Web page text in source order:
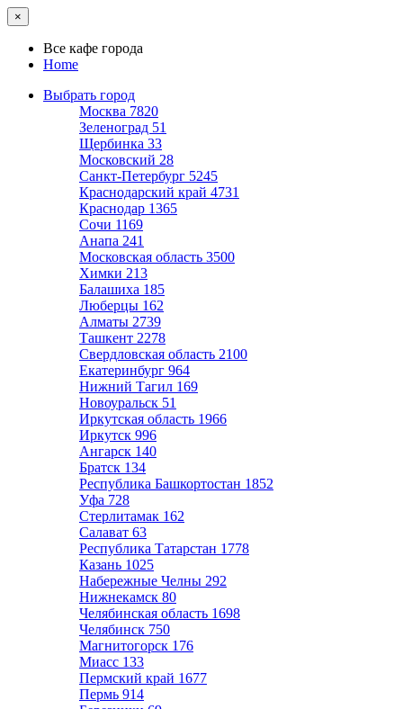
×
Все кафе города
Home
Выбрать город
Москва 7820
Зеленоград 51
Щербинка 33
Московский 28
Санкт-Петербург 5245
Краснодарский край 4731
Краснодар 1365
Сочи 1169
Анапа 241
Московская область 3500
Химки 213
Балашиха 185
Люберцы 162
Алматы 2739
Ташкент 2278
Свердловская область 2100
Екатеринбург 964
Нижний Тагил 169
Новоуральск 51
Иркутская область 1966
Иркутск 996
Ангарск 140
Братск 134
Республика Башкортостан 1852
Уфа 728
Стерлитамак 162
Салават 63
Республика Татарстан 1778
Казань 1025
Набережные Челны 292
Нижнекамск 80
Челябинская область 1698
Челябинск 750
Магнитогорск 176
Миасс 133
Пермский край 1677
Пермь 914